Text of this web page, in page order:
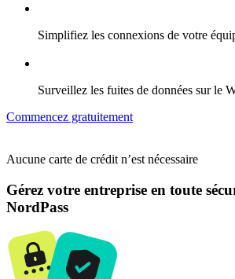
Simplifiez les connexions de votre
Surveillez les fuites de données sur le
Commencez gratuitement
Aucune carte de crédit n’est nécessaire
Gérez votre entreprise en toute
NordPass